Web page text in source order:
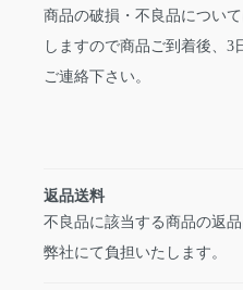
商品の破損・不良品につい
しますので商品ご到着後、3
ご連絡下さい。
返品送料
不良品に該当する商品の返
弊社にて負担いたします。